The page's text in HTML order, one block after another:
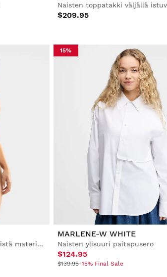
Naisten toppatakki väljällä
$209.95
Naisten uimapuku kierrätetyistä materiaaleista
15%
MARLENE-W WHITE
Naisten ylisuuri paitapusero
$124.95
$139.95-15% Final Sale